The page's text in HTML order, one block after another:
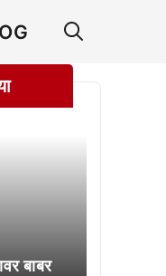
बाबर